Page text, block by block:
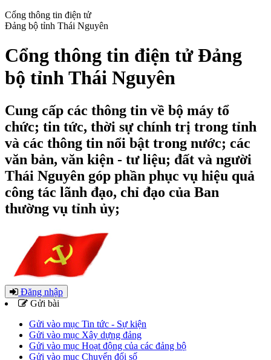
Cổng thông tin điện tử
Đảng bộ tỉnh Thái Nguyên
Cổng thông tin điện tử Đảng
bộ tỉnh Thái Nguyên
Cung cấp các thông tin về bộ máy tổ
chức; tin tức, thời sự chính trị trong tỉnh
và các thông tin nổi bật trong nước; các
văn bản, văn kiện - tư liệu; đất và người
Thái Nguyên góp phần phục vụ hiệu quả
công tác lãnh đạo, chỉ đạo của Ban
thường vụ tỉnh ủy;
Đăng nhập
Gửi bài
Gửi vào mục Tin tức - Sự kiện
Gửi vào mục Xây dựng đảng
Gửi vào mục Hoạt động của các đảng bộ
Gửi vào mục Chuyển đổi số